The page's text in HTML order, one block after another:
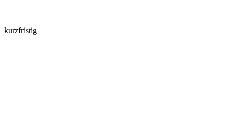
kurzfristig